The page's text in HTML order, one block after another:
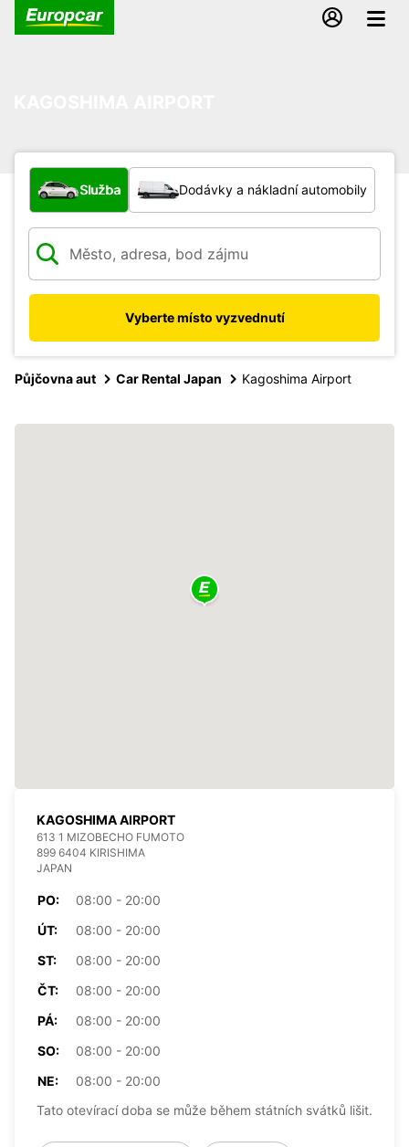
Jaký typ vozidla?
Služba Dodávky a nákladní automobily
Vyberte místo vyzvednutí
Půjčovna aut Car Rental Japan Kagoshima Airport
KAGOSHIMA AIRPORT
613 1 MIZOBECHO FUMOTO
899 6404 KIRISHIMA
JAPAN
PO:
08:00 - 20:00
ÚT:
08:00 - 20:00
ST:
08:00 - 20:00
ČT:
08:00 - 20:00
PÁ:
08:00 - 20:00
SO:
08:00 - 20:00
NE:
08:00 - 20:00
Tato otevírací doba se může během státních svátků lišit.